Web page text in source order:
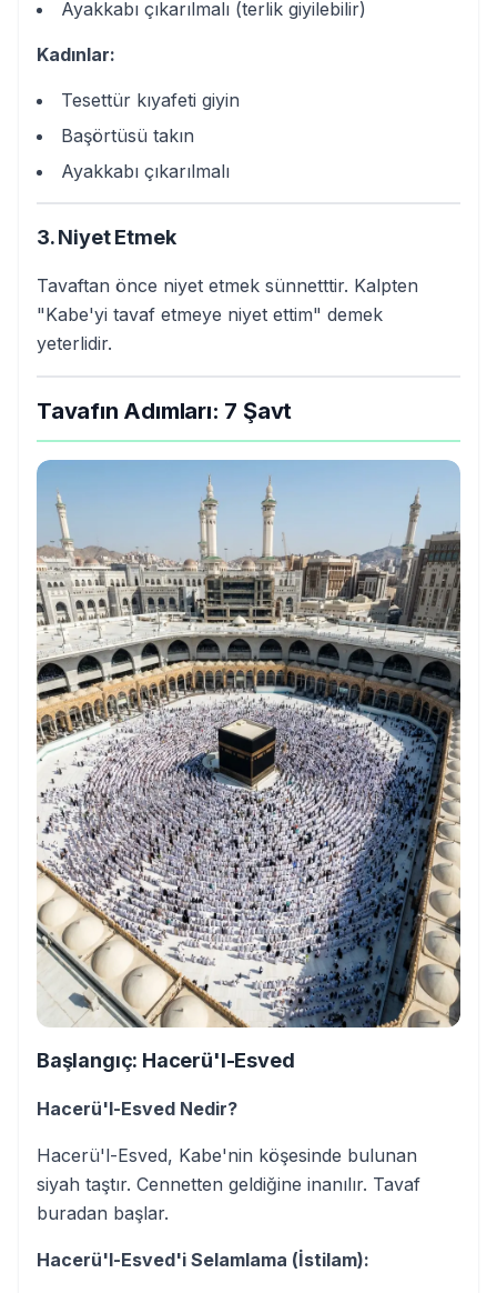
Ayakkabı çıkarılmalı (terlik giyilebilir)
Kadınlar:
Tesettür kıyafeti giyin
Başörtüsü takın
Ayakkabı çıkarılmalı
3. Niyet Etmek
Tavaftan önce niyet etmek sünnetttir. Kalpten
"Kabe'yi tavaf etmeye niyet ettim" demek
yeterlidir.
Tavafın Adımları: 7 Şavt
Başlangıç: Hacerü'l-Esved
Hacerü'l-Esved Nedir?
Hacerü'l-Esved, Kabe'nin köşesinde bulunan
siyah taştır. Cennetten geldiğine inanılır. Tavaf
buradan başlar.
Hacerü'l-Esved'i Selamlama (İstilam):